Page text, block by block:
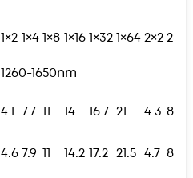
1×2 1×41×8 1×161×321×642×22×4
1260-1650nm
4.1 7.7 11 14 16.7 21 4.3 8
4.67.9 11 14.2 17.2 21.5 4.7 8.3